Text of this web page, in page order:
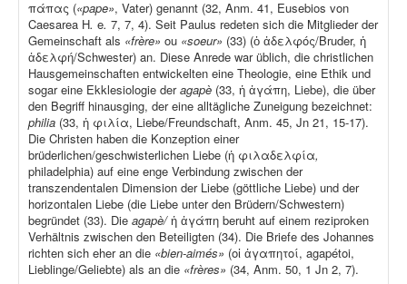
πάπας («pape», Vater) genannt (32, Anm. 41, Eusebios von
Caesarea H. e. 7, 7, 4). Seit Paulus redeten sich die Mitglieder der
Gemeinschaft als «frère» ou «soeur» (33) (ὁ ἀδελφός/Bruder, ἡ
ἀδελφή/Schwester) an. Diese Anrede war üblich, die christlichen
Hausgemeinschaften entwickelten eine Theologie, eine Ethik und
sogar eine Ekklesiologie deragapè (33, ἡ ἀγάπη, Liebe), die über
den Begriff hinausging, der eine alltägliche Zuneigung bezeichnet:
philia (33, ἡ φιλία, Liebe/Freundschaft, Anm. 45, Jn 21, 15-17).
Die Christen haben die Konzeption einer
brüderlichen/geschwisterlichen Liebe (ἡ φιλαδελφία,
philadelphia) auf eine enge Verbindung zwischen der
transzendentalen Dimension der Liebe (göttliche Liebe) und der
horizontalen Liebe (die Liebe unter den Brüdern/Schwestern)
begründet (33). Die agapè/ἡ ἀγάπη beruht auf einem reziproken
Verhältnis zwischen den Beteiligten (34). Die Briefe des Johannes
richten sich eher an die «bien-aimés» (οἱ ἀγαπητοί, agapétoi,
Lieblinge/Geliebte) als an die «frères» (34, Anm. 50, 1 Jn 2, 7).